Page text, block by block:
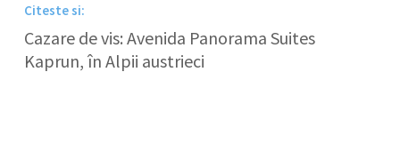
Citeste si:
Cazare de vis: Avenida Panorama Suites
Kaprun, în Alpii austrieci